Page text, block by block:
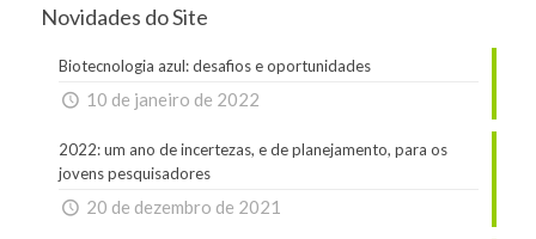
Novidades do Site
Biotecnologia azul: desafios e oportunidades
10 de janeiro de 2022
2022: um ano de incertezas, e de planejamento, para os
jovens pesquisadores
20 de dezembro de 2021